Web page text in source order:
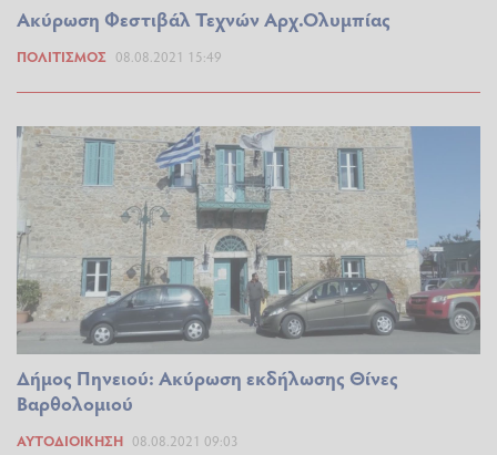
Ακύρωση Φεστιβάλ Τεχνών Αρχ.Ολυμπίας
ΠΟΛΙΤΙΣΜΌΣ 08.08.2021 15:49
Δήμος Πηνειού: Ακύρωση εκδήλωσης Θίνες
Βαρθολομιού
ΑΥΤΟΔΙΟΊΚΗΣΗ 08.08.2021 09:03